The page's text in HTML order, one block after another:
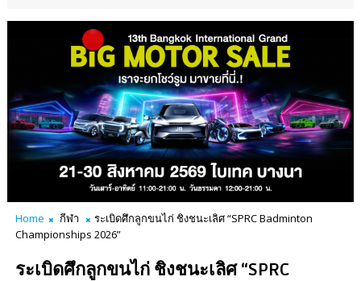
Home กีฬา
ระเบิดศึกลูกขนไก่ ชิงชนะเลิศ “SPRC Badminton
Championships 2026”
ระเบิดศึกลูกขนไก่ ชิงชนะเลิศ “SPRC